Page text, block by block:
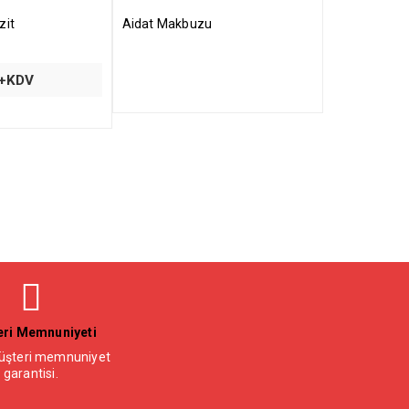
Aidat Makbuzu
Memnuniyeti
memnuniyet
garantisi.